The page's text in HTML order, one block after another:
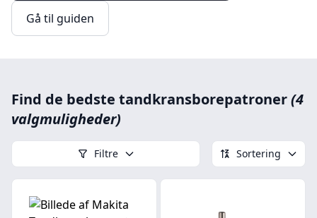
Gå til guiden
Find de bedste tandkransborepatroner(4
valgmuligheder)
Filtre Sortering